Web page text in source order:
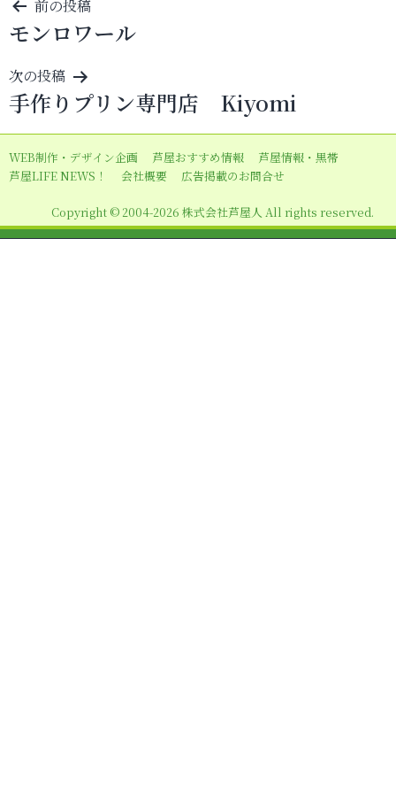
投
稿
ナ
ビ
ゲ
ー
シ
ン
前の投稿
モンロワール
次の投稿
手作りプリン専門店 Kiyomi
WEB制作・デザイン企画 芦屋おすすめ情報
芦屋情報・黒帯
芦屋LIFE NEWS！
会社概要 広告掲載のお問合せ
Copyright © 2004-2026 株式会社芦屋人 All rights reserved.